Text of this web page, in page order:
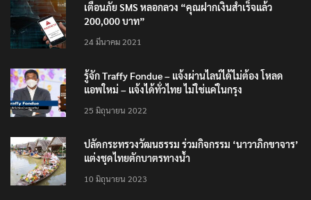
เตือนภัย SMS หลอกลวง “คุณฝากเงินสำเร็จแล้ว
200,000 บาท”
24 มีนาคม 2021
รู้จัก Traffy Fondue – แจ้งผ่านไลน์ได้ไม่ต้อง โหลด
แอพใหม่ – แจ้งได้ทั่วไทย ไม่ใช่แค่ในกรุง
25 มิถุนายน 2022
ปลัดกระทรวงวัฒนธรรม ร่วมกิจกรรม ‘นาวาภิกขาจาร’
แต่งชุดไทยตักบาตรทางน้ำ
10 มิถุนายน 2023